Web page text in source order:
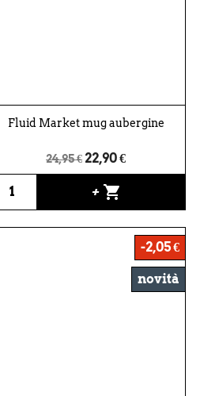
Fluid Market mug aubergine
24,95 € 22,90 €
+ shopping_cart
-2,05 €
novità